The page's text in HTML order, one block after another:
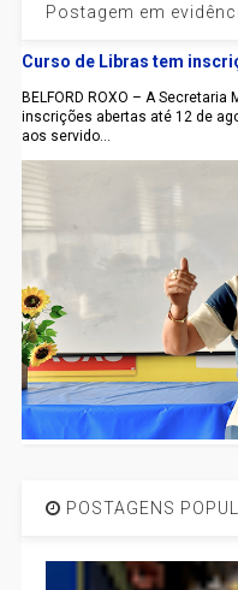
Postagem em
Curso de Libras tem
BELFORD ROXO – A
inscrições abertas até 12 de
aos servido...
POSTAGENS